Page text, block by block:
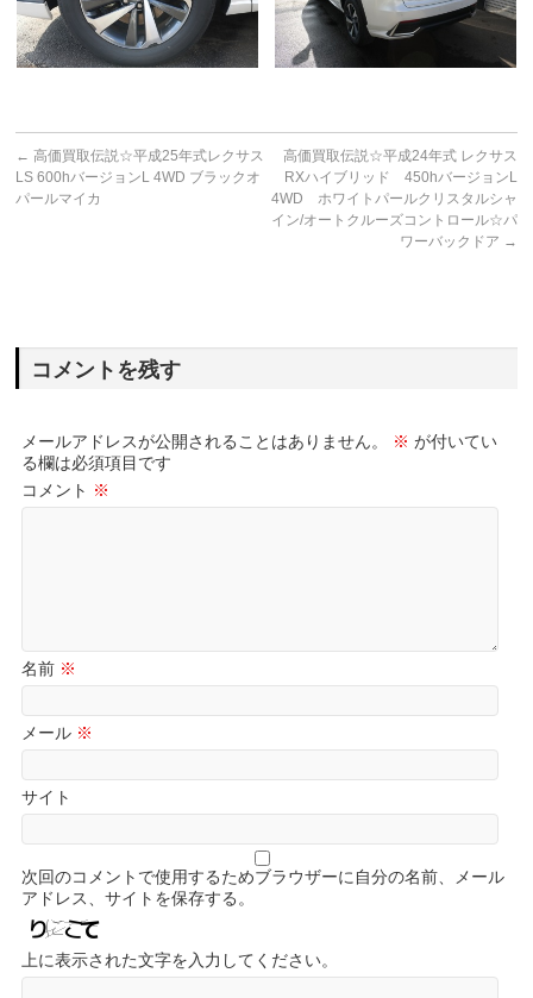
← 高価買取伝説☆平成25年式レクサス
LS 600hバージョンL 4WD ブラックオ
パールマイカ
高価買取伝説☆平成24年式 レクサス
RXハイブリッド 450hバージョンL
4WD ホワイトパールクリスタルシャ
イン/オートクルーズコントロール☆パ
ワーバックドア →
コメントを残す
メールアドレスが公開されることはありません。 ※ が付いてい
る欄は必須項目です
コメント ※
名前 ※
メール ※
サイト
次回のコメントで使用するためブラウザーに自分の名前、メール
アドレス、サイトを保存する。
上に表示された文字を入力してください。